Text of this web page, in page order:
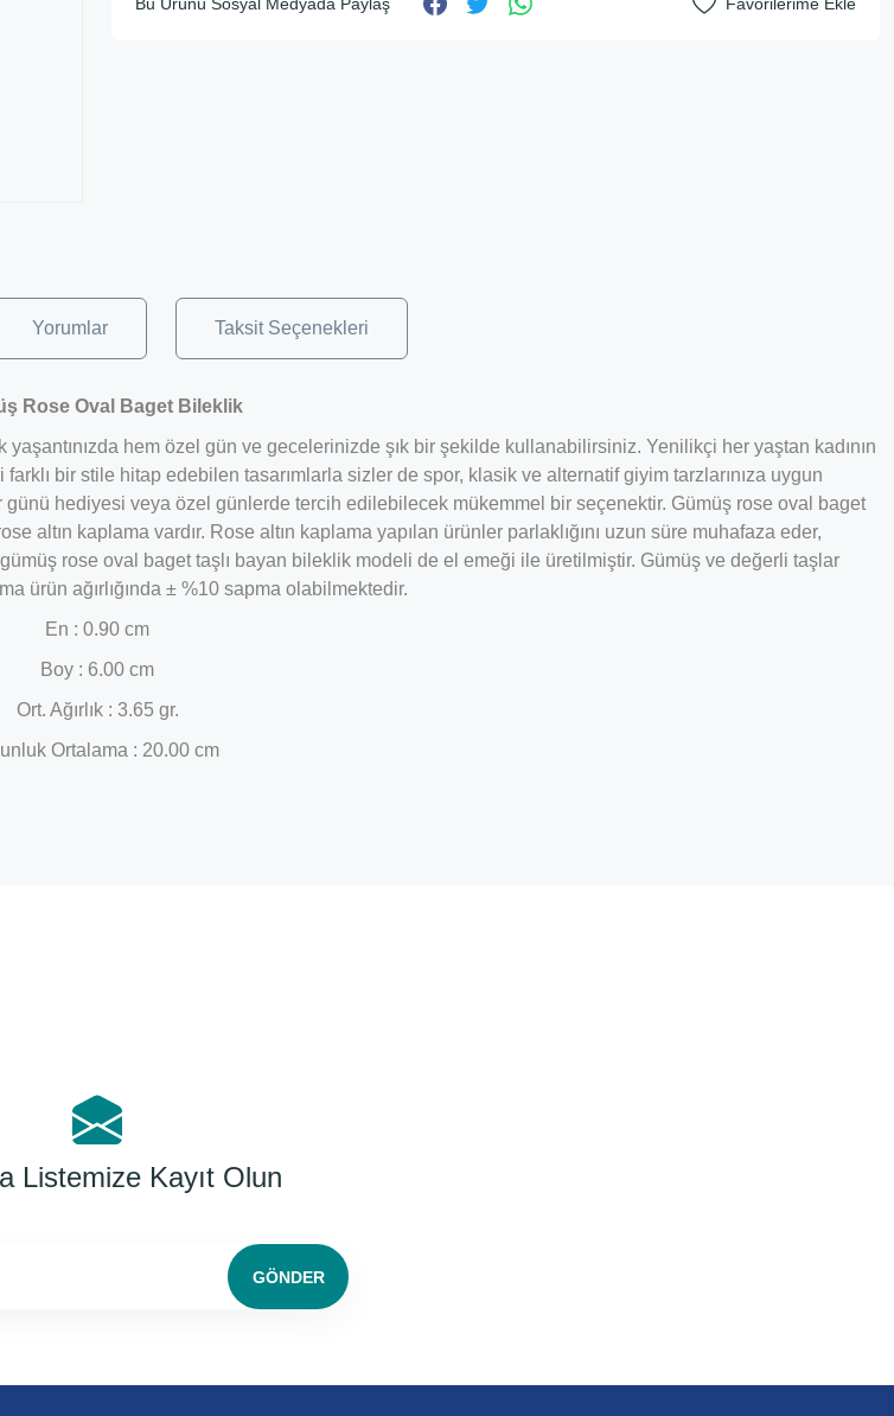
Yorumlar Taksit Seçenekleri
Rose Oval Baget Bileklik
hem özel gün ve gecelerinizde şık bir şekilde kullanabilirsiniz. Yenilikçi her yaştan kadının
bir stile hitap edebilen tasarımlarla sizler de spor, klasik ve alternatif giyim tarzlarınıza uygun
hediyesi veya özel günlerde tercih edilebilecek mükemmel bir seçenektir. Gümüş rose oval baget
kaplama vardır. Rose altın kaplama yapılan ürünler parlaklığını uzun süre muhafaza eder,
rose oval baget taşlı bayan bileklik modeli de el emeği ile üretilmiştir. Gümüş ve değerli taşlar
ürün ağırlığında ± %10 sapma olabilmektedir.
En : 0.90 cm
Boy : 6.00 cm
Ort. Ağırlık : 3.65 gr.
Ortalama : 20.00 cm
Listemize Kayıt Olun
GÖNDER